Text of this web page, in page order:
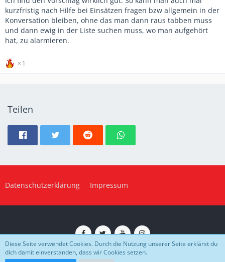
kurzfristig nach Hilfe bei Einsätzen fragen bzw allgemein in der
Konversation bleiben, ohne das man dann raus tabben muss
und dann ewig in der Liste suchen muss, wo man aufgehört
hat, zu alarmieren.
1
Teilen
Datenschutzerklärung Impressum
Impressum Datenschutz
Diese Seite verwendet Cookies. Durch die Nutzung unserer Seite erklärst du
dich damit einverstanden, dass wir Cookies setzen.